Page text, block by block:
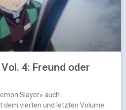
4: Freund oder
Slayer» auch
dem vierten und letzten Volume.